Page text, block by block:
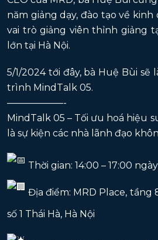
năm giảng dạy, đào tạo về
vai trò giảng viên thỉnh giảng
lớn tại Hà Nội.
5/1/2024 tới đây, bà Huệ Bùi
trình MindTalk 05.
——————-
MindTalk 05 – Tối ưu hoá hiệu
là sự kiện các nhà lãnh đạo
Thời gian: 14:00 – 17:00
Địa điểm: MRD Place, tầng
số 1 Thái Hà, Hà Nội